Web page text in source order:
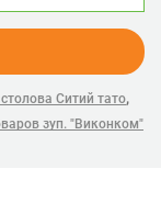
Ситий тато,
зуп. "Виконком"